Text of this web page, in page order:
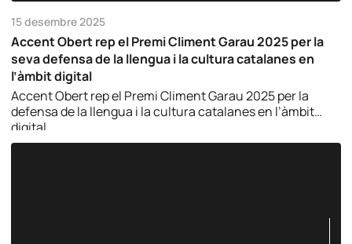
15 desembre 2025
Accent Obert rep el Premi Climent Garau 2025 per la
seva defensa de la llengua i la cultura catalanes en
l’àmbit digital
Accent Obert rep el Premi Climent Garau 2025 per la
defensa de la llengua i la cultura catalanes en l’àmbit
digital.